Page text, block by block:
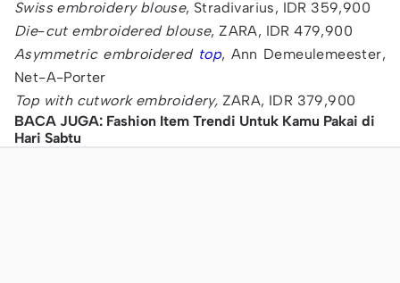
Swiss embroidery blouse, Stradivarius, IDR 359,900
Die-cut embroidered blouse, ZARA, IDR 479,900
Asymmetric embroidered top, Ann Demeulemeester,
Net-A-Porter
Top with cutwork embroidery, ZARA, IDR 379,900
BACA JUGA: Fashion Item Trendi Untuk Kamu Pakai di
Hari Sabtu